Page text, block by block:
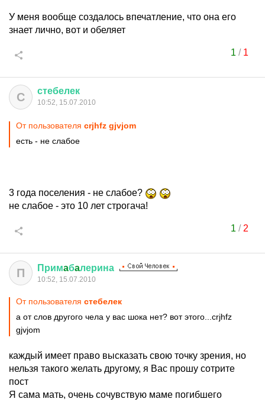
У меня вообще создалось впечатление, что она его
знает лично, вот и обеляет
1 / 1
С стебелек
10:52, 15.07.2010
От пользователя crjhfz gjvjom
есть - не слабое
3 года поселения - не слабое?
не слабое - это 10 лет строгача!
1 / 2
П Примaбaлерина
10:52, 15.07.2010
От пользователя стебелек
а от слов другого чела у вас шока нет? вот этого...crjhfz
gjvjom
каждый имеет право высказать свою точку зрения, но
нельзя такого желать другому, я Вас прошу сотрите
пост
Я сама мать, очень сочувствую маме погибшего